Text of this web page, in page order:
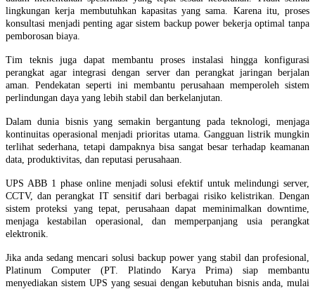
lingkungan kerja membutuhkan kapasitas yang sama. Karena itu, proses
konsultasi menjadi penting agar sistem backup power bekerja optimal tanpa
pemborosan biaya.
Tim teknis juga dapat membantu proses instalasi hingga konfigurasi
perangkat agar integrasi dengan server dan perangkat jaringan berjalan
aman. Pendekatan seperti ini membantu perusahaan memperoleh sistem
perlindungan daya yang lebih stabil dan berkelanjutan.
Dalam dunia bisnis yang semakin bergantung pada teknologi, menjaga
kontinuitas operasional menjadi prioritas utama. Gangguan listrik mungkin
terlihat sederhana, tetapi dampaknya bisa sangat besar terhadap keamanan
data, produktivitas, dan reputasi perusahaan.
UPS ABB 1 phase online menjadi solusi efektif untuk melindungi server,
CCTV, dan perangkat IT sensitif dari berbagai risiko kelistrikan. Dengan
sistem proteksi yang tepat, perusahaan dapat meminimalkan downtime,
menjaga kestabilan operasional, dan memperpanjang usia perangkat
elektronik.
Jika anda sedang mencari solusi backup power yang stabil dan profesional,
Platinum Computer (PT. Platindo Karya Prima) siap membantu
menyediakan sistem UPS yang sesuai dengan kebutuhan bisnis anda, mulai